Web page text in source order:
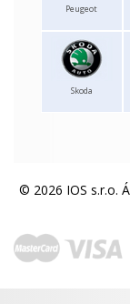
Peugeot
Skoda
© 2026 IOS s.r.o.